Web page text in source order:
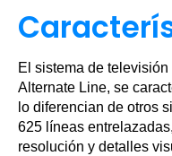
El sistema de
Alternate Line, se
lo diferencian de otros
625 líneas
resolución y detalles